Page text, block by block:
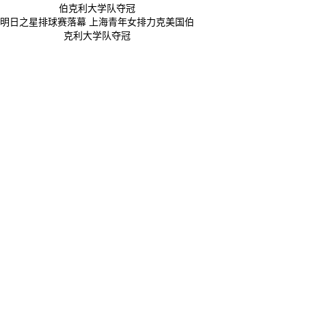
明日之星排球赛落幕 上海青年女排力克美国伯
克利大学队夺冠